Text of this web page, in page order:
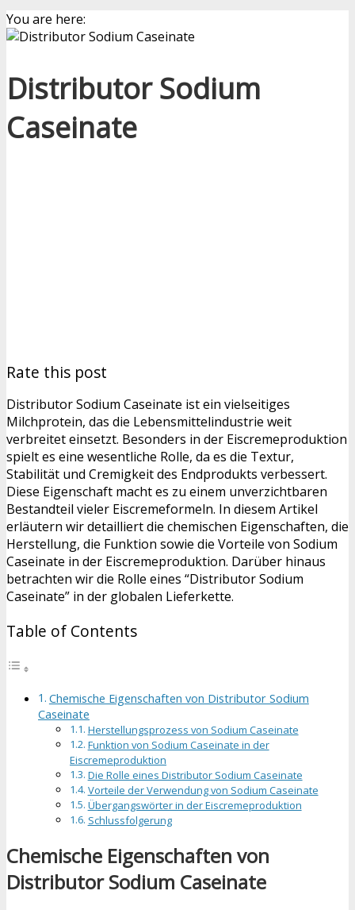
You are here:
Distributor Sodium
Caseinate
Rate this post
Distributor Sodium Caseinate ist ein vielseitiges
Milchprotein, das die Lebensmittelindustrie weit
verbreitet einsetzt. Besonders in der Eiscremeproduktion
spielt es eine wesentliche Rolle, da es die Textur,
Stabilität und Cremigkeit des Endprodukts verbessert.
Diese Eigenschaft macht es zu einem unverzichtbaren
Bestandteil vieler Eiscremeformeln. In diesem Artikel
erläutern wir detailliert die chemischen Eigenschaften, die
Herstellung, die Funktion sowie die Vorteile von Sodium
Caseinate in der Eiscremeproduktion. Darüber hinaus
betrachten wir die Rolle eines “Distributor Sodium
Caseinate” in der globalen Lieferkette.
Table of Contents
Chemische Eigenschaften von Distributor Sodium
Caseinate
Herstellungsprozess von Sodium Caseinate
Funktion von Sodium Caseinate in der
Eiscremeproduktion
Die Rolle eines Distributor Sodium Caseinate
Vorteile der Verwendung von Sodium Caseinate
Übergangswörter in der Eiscremeproduktion
Schlussfolgerung
Chemische Eigenschaften von
Distributor Sodium Caseinate